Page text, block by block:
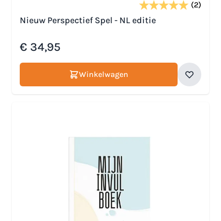
(2)
Nieuw Perspectief Spel - NL editie
€ 34,95
Winkelwagen